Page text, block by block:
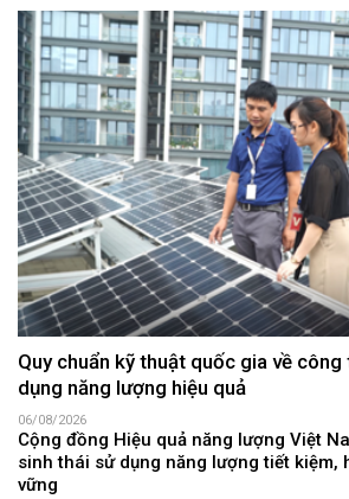
Quy chuẩn kỹ thuật quốc gia về
dụng năng lượng hiệu quả
06/08/2026
Cộng đồng Hiệu quả năng lượng Việt
sinh thái sử dụng năng lượng tiết kiệm,
vững